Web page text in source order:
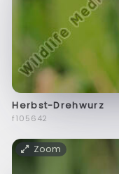
Herbst-Drehwurz
f105642
Zoom